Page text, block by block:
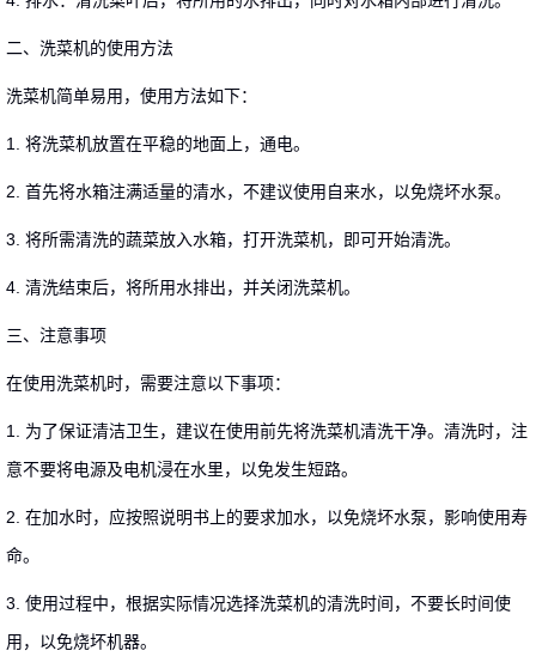
二、洗菜机的使用方法
洗菜机简单易用，使用方法如下：
1. 将洗菜机放置在平稳的地面上，通电。
2. 首先将水箱注满适量的清水，不建议使用自来水，以免烧坏水泵。
3. 将所需清洗的蔬菜放入水箱，打开洗菜机，即可开始清洗。
4. 清洗结束后，将所用水排出，并关闭洗菜机。
三、注意事项
在使用洗菜机时，需要注意以下事项：
1. 为了保证清洁卫生，建议在使用前先将洗菜机清洗干净。清洗时，注
意不要将电源及电机浸在水里，以免发生短路。
2. 在加水时，应按照说明书上的要求加水，以免烧坏水泵，影响使用寿
命。
3. 使用过程中，根据实际情况选择洗菜机的清洗时间，不要长时间使
用，以免烧坏机器。